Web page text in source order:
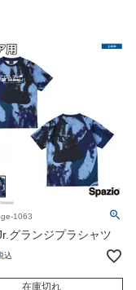
1063
グランジプラシャツ
込
在庫切れ